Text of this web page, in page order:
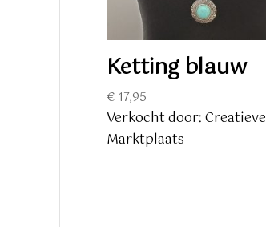
Ketting blauw
€17,95
Verkocht door: Creatieve
Marktplaats